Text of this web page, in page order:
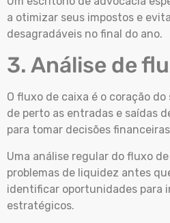
a otimizar seus impostos e
desagradáveis no final do ano.
3. Análise de
O fluxo de caixa é o coração
de perto as entradas e saídas
para tomar decisões
Uma análise regular do fluxo
problemas de liquidez antes
identificar oportunidades para
estratégicos.